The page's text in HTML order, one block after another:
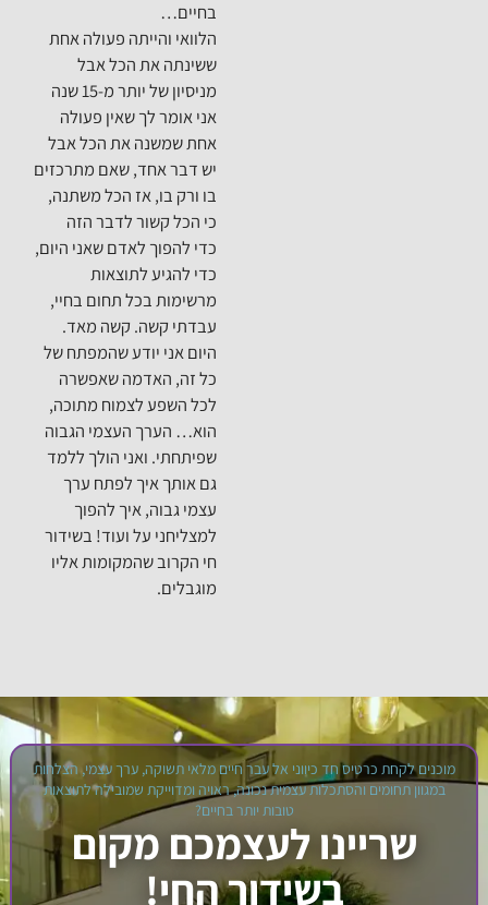
הלוואי והייתה פעולה אחת
ששינתה את הכל אבל
מניסיון של יותר מ-15 שנה
אני אומר לך שאין פעולה
אחת שמשנה את הכל אבל
יש דבר אחד, שאם מתרכזים
בו ורק בו, אז הכל משתנה,
כי הכל קשור לדבר הזה
כדי להפוך לאדם שאני היום,
כדי להגיע לתוצאות
מרשימות בכל תחום בחיי,
עבדתי קשה. קשה מאד.
היום אני יודע שהמפתח של
כל זה, האדמה שאפשרה
לכל השפע לצמוח מתוכה,
הוא… הערך העצמי הגבוה
שפיתחתי. ואני הולך ללמד
גם אותך איך לפתח ערך
עצמי גבוה, איך להפוך
למצליחני על ועוד! בשידור
חי הקרוב שהמקומות אליו
כרטיס חד כיווני אל עבר חיים מלאי תשוקה, ערך עצמי, הצלחות
והסתכלות עצמית נכונה, ראויה ומדוייקת שמובילה לתוצאות
טובות יותר בחיים?
לעצמכם מקום
בשידור החי!